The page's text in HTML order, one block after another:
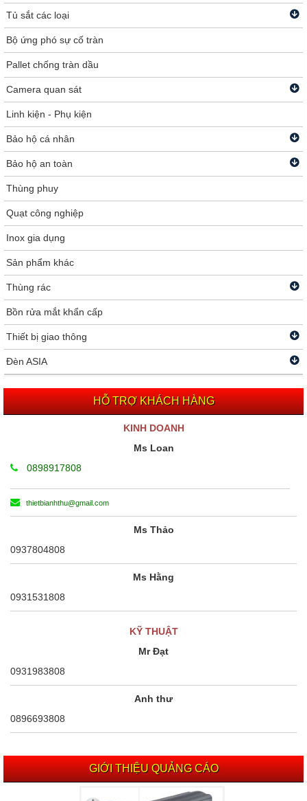
Tủ sắt các loại
Bộ ứng phó sự cố tràn
Pallet chống tràn dầu
Camera quan sát
Linh kiện - Phụ kiện
Bảo hộ cá nhân
Bảo hộ an toàn
Thùng phuy
Quạt công nghiệp
Inox gia dụng
Sản phẩm khác
Thùng rác
Bồn rửa mắt khẩn cấp
Thiết bị giao thông
Đèn ASIA
HỖ TRỢ KHÁCH HÀNG
KINH DOANH
Ms Loan
0898917808
thietbianhthu@gmail.com
Ms Thảo
0937804808
Ms Hằng
0931531808
KỸ THUẬT
Mr Đạt
0931983808
Anh thư
0896693808
GIỚI THIỆU QUẢNG CÁO